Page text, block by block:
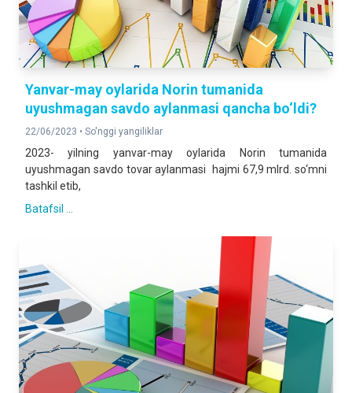
Yanvar-may oylarida Norin tumanida
uyushmagan savdo aylanmasi qancha bo‘ldi?
22/06/2023 • So'nggi yangiliklar
2023- yilning yanvar-may oylarida Norin tumanida
uyushmagan savdo tovar aylanmasi hajmi 67,9 mlrd. so‘mni
tashkil etib,
Batafsil ...